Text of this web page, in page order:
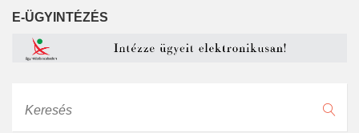
E-ÜGYINTÉZÉS